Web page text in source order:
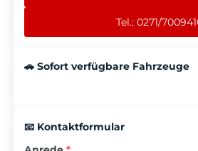
Tel.: 0271/
🚗 Sofort verfügbare Fahrzeuge
📧 Kontaktformular